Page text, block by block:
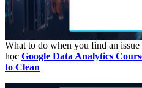
What to do when you find an
học Google Data Analytics
to Clean